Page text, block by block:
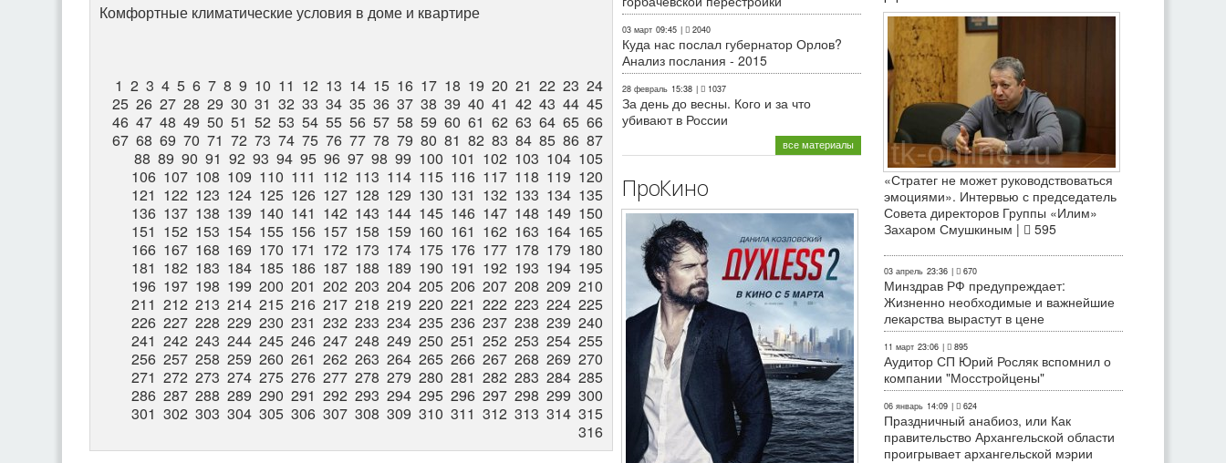
Комфортные климатические условия в доме и квартире
1 2 3 4 5 6 7 8 9 10 11 12 13 14 15 16 17 18 19 20 21 22 23 24
25 26 27 28 29 30 31 32 33 34 35 36 37 38 39 40 41 42 43 44 45
46 47 48 49 50 51 52 53 54 55 56 57 58 59 60 61 62 63 64 65 66
67 68 69 70 71 72 73 74 75 76 77 78 79 80 81 82 83 84 85 86 87
88 89 90 91 92 93 94 95 96 97 98 99 100 101 102 103 104 105
106 107 108 109 110 111 112 113 114 115 116 117 118 119 120
121 122 123 124 125 126 127 128 129 130 131 132 133 134 135
136 137 138 139 140 141 142 143 144 145 146 147 148 149 150
151 152 153 154 155 156 157 158 159 160 161 162 163 164 165
166 167 168 169 170 171 172 173 174 175 176 177 178 179 180
181 182 183 184 185 186 187 188 189 190 191 192 193 194 195
196 197 198 199 200 201 202 203 204 205 206 207 208 209 210
211 212 213 214 215 216 217 218 219 220 221 222 223 224 225
226 227 228 229 230 231 232 233 234 235 236 237 238 239 240
241 242 243 244 245 246 247 248 249 250 251 252 253 254 255
256 257 258 259 260 261 262 263 264 265 266 267 268 269 270
271 272 273 274 275 276 277 278 279 280 281 282 283 284 285
286 287 288 289 290 291 292 293 294 295 296 297 298 299 300
301 302 303 304 305 306 307 308 309 310 311 312 313 314 315
316
03 март 09:45 | 2040
Куда нас послал губернатор Орлов?
Анализ послания - 2015
28 февраль 15:38 | 1037
За день до весны. Кого и за что
убивают в России
все материалы
ПроКино
«Стратег не может руководствоваться
эмоциями». Интервью с председатель
Совета директоров Группы «Илим»
Захаром Смушкиным |
595
03 апрель 23:36 | 670
Минздрав РФ предупреждает:
Жизненно необходимые и важнейшие
лекарства вырастут в цене
11 март 23:06 | 895
Аудитор СП Юрий Росляк вспомнил о
компании "Мосстройцены"
06 январь 14:09 | 624
Праздничный анабиоз, или Как
правительство Архангельской области
проигрывает архангельской мэрии